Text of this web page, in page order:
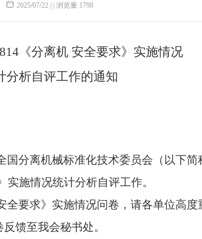
2025/07/22 | | 浏览量 1798
《分离机 安全要求》实施情况
分析自评工作的通知
国分离机械标准化技术委员会（以下简
施情况统计分析自评工作。
全要求》实施情况问卷，请各单位高
馈至我会秘书处。